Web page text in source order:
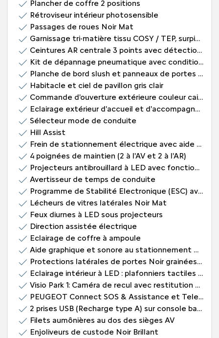
Plancher de coffre 2 positions
Rétroviseur intérieur photosensible
Passages de roues Noir Mat
Garnissage tri-matière tissu COSY / TEP, surpiqûres Vert Mentholé
Ceintures AR centrale 3 points avec détection de non bouclage
Kit de dépannage pneumatique avec conditionnement rigide
Planche de bord slush et panneaux de portes AV avec décors aspect carbone et baguette Noir Brillant avec jonc chromé
Habitacle et ciel de pavillon gris clair
Commande d'ouverture extérieure couleur caisse
Eclairage extérieur d'accueil et d'accompagnement
Sélecteur mode de conduite
Hill Assist
Frein de stationnement électrique avec aide au démarrage en pente et serrage automatique
4 poignées de maintien (2 à l'AV et 2 à l'AR)
Projecteurs antibrouillard à LED avec fonction cornering
Avertisseur de temps de conduite
Programme de Stabilité Electronique (ESC) avec ASR, ABS, REF, AFU, CDS et TSM
Lécheurs de vitres latérales Noir Mat
Feux diurnes à LED sous projecteurs
Direction assistée électrique
Eclairage de coffre à ampoule
Aide graphique et sonore au stationnement AR
Protections latérales de portes Noir grainées avec inserts Métallure
Eclairage intérieur à LED : plafonniers tactiles AV (1 lampe et 2 liseuses) et AR (2 liseuses), pares-soleils, cave à pieds
Visio Park 1: Caméra de recul avec restitution sur l'écran tactile d'une vue AR et d'une vue de dessus de l'environnement AR du véhicule + Aide graphique et sonore au stationnement AR
PEUGEOT Connect SOS & Assistance et Teleservices
2 prises USB (Recharge type A) sur console basse pour passagers AR
Filets aumônières au dos des sièges AV
Enjoliveurs de custode Noir Brillant